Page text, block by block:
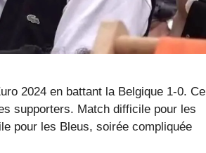
2024 en battant la Belgique 1-0. Ce
supporters. Match difficile pour les
pour les Bleus, soirée compliquée